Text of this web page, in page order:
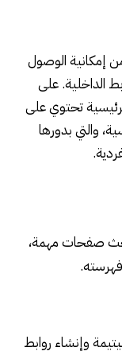
إمكانية الوصول
الداخلية. على
تحتوي على
والتي بدورها
صفحات مهمة،
وإنشاء روابط